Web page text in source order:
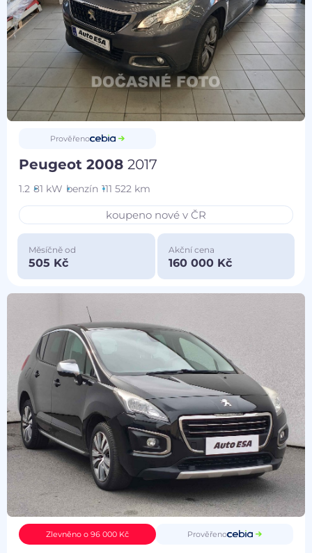
Prověřeno
Peugeot 20082017
1.2 81 kW benzín 111 522 km
koupeno nové v ČR
Měsíčně od
505 Kč
Akční cena
160 000 Kč
Zlevněno o 96 000 Kč Prověřeno